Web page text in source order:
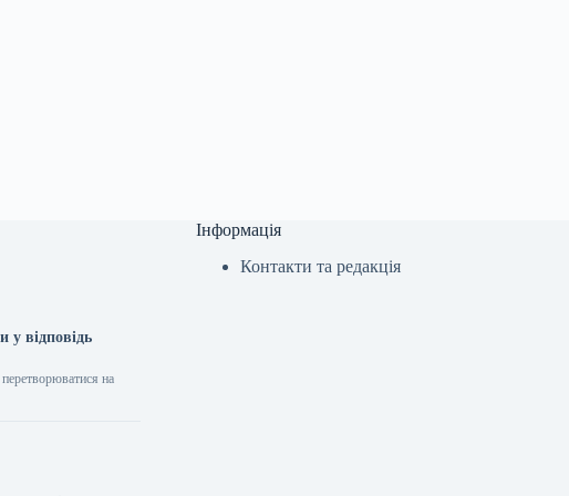
у відповідь
на
Інформація
Контакти та редакція